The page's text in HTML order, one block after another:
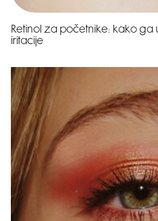
Retinol za početnike: kako ga
iritacije